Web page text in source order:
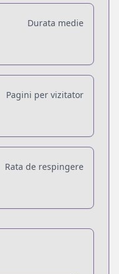
Durata medie
Pagini per vizitator
Rata de respingere